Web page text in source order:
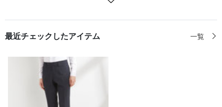
最近チェックしたアイテム 一覧